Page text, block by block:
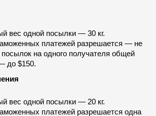
вес одной посылки — 30 кг.
платежей разрешается — не
на одного получателя общей
до $150.
вес одной посылки — 20 кг.
платежей разрешается одна